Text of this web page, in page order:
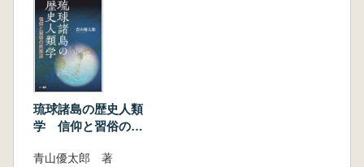
キョンシー、北京の胡同などはいずれも同民族
により生成されたものであり、現代の中国語
(普通話)もまた北京官話という満洲貴族が使用
する言葉を基礎としたものである。
今現在、満洲族は歴史の中に埋もれているの
が実情であるが、中華文化を語る上で重要な位
置を占めており、また隣国中国を理解するため
可欠である。この問題意識に立脚し書かれたの
琉球諸島の歴史人類
学 信仰と習俗の民
青山優太郎 著